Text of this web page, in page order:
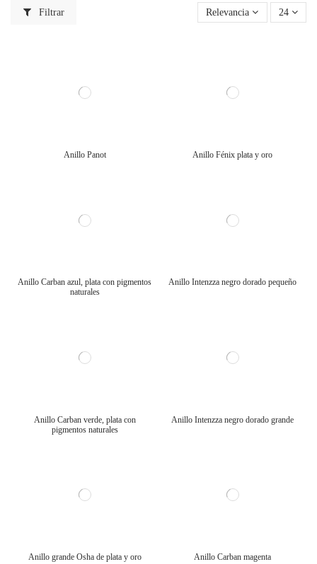
Filtrar Relevancia 24
Anillo Panot Anillo Fénix plata y oro
Anillo Carban azul, plata con pigmentos
naturales
Anillo Intenzza negro dorado pequeño
Anillo Carban verde, plata con
pigmentos naturales
Anillo Intenzza negro dorado grande
Anillo grande Osha de plata y oro Anillo Carban magenta